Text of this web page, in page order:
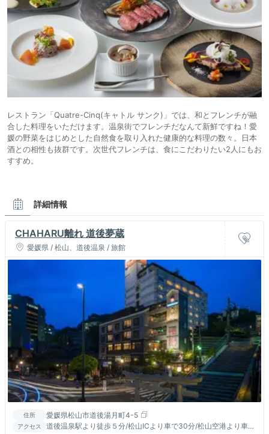
レストラン「Quatre-Cinq(キャトル サンク)」では、和とフレンチが融
合した料理をいただけます。温泉街でフレンチだなんて新鮮ですね！愛
媛の野菜をはじめとした自然食を取り入れた健康的な料理の数々。日本
酒との相性も抜群です。次世代フレンチは、食にこだわりたい2人にもお
すすめ。
詳細情報
CHAHARU離れ 道後夢蔵
愛媛県 / 松山、道後温泉 / 旅館
住所 愛媛県松山市道後湯月町4-5
アクセス
道後温泉駅より徒歩５分/松山ICより車で30分/松山空港より車で